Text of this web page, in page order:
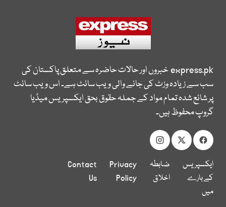
express.pkخبروں اور حالات حاضرہ سے متعلق پاکستان کی
سب سے زیادہ وزٹ کی جانے والی ویب سائٹ ہے۔ اس ویب سائٹ
پر شائع شدہ تمام مواد کے جملہ حقوق بحق ایکسپریس میڈیا
گروپ محفوظ ہیں۔
ایکسپریس
کے بارے
میں
ضابطہ
اخلاق
Privacy
Policy
Contact
Us